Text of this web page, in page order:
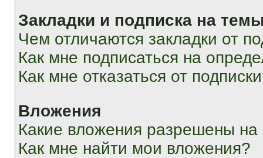
Закладки и подписка на
Чем отличаются закладки от
Как мне подписаться на
Как мне отказаться от
Вложения
Какие вложения разрешены
Как мне найти мои вложения?